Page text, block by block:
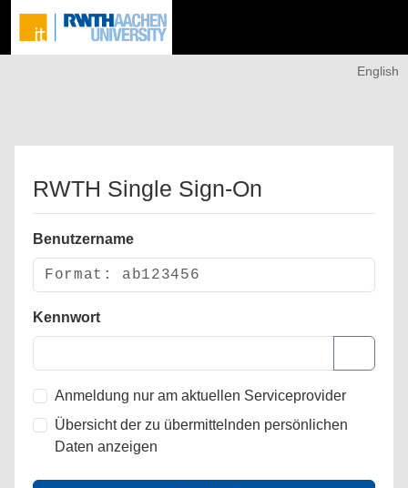
English
RWTH Single Sign-On
Benutzername
Kennwort
Anmeldung nur am aktuellen Serviceprovider
Übersicht der zu übermittelnden persönlichen
Daten anzeigen